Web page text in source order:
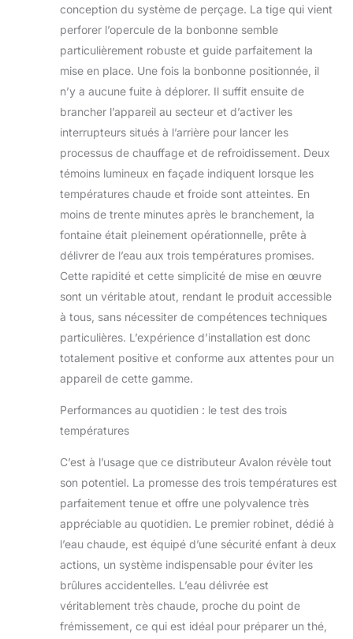
conception du système de perçage. La tige qui vient
perforer l’opercule de la bonbonne semble
particulièrement robuste et guide parfaitement la
mise en place. Une fois la bonbonne positionnée, il
n’y a aucune fuite à déplorer. Il suffit ensuite de
brancher l’appareil au secteur et d’activer les
interrupteurs situés à l’arrière pour lancer les
processus de chauffage et de refroidissement. Deux
témoins lumineux en façade indiquent lorsque les
températures chaude et froide sont atteintes. En
moins de trente minutes après le branchement, la
fontaine était pleinement opérationnelle, prête à
délivrer de l’eau aux trois températures promises.
Cette rapidité et cette simplicité de mise en œuvre
sont un véritable atout, rendant le produit accessible
à tous, sans nécessiter de compétences techniques
particulières. L’expérience d’installation est donc
totalement positive et conforme aux attentes pour un
appareil de cette gamme.
Performances au quotidien : le test des trois
températures
C’est à l’usage que ce distributeur Avalon révèle tout
son potentiel. La promesse des trois températures est
parfaitement tenue et offre une polyvalence très
appréciable au quotidien. Le premier robinet, dédié à
l’eau chaude, est équipé d’une sécurité enfant à deux
actions, un système indispensable pour éviter les
brûlures accidentelles. L’eau délivrée est
véritablement très chaude, proche du point de
frémissement, ce qui est idéal pour préparer un thé,